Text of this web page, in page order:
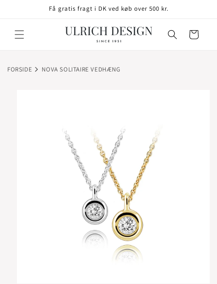
Få gratis fragt i DK ved køb over 500 kr.
Indkøbskurv
FORSIDE NOVA SOLITAIRE VEDHÆNG